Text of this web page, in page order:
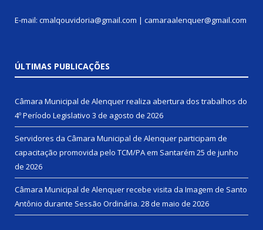
E-mail: cmalqouvidoria@gmail.com | camaraalenquer@gmail.com
ÚLTIMAS PUBLICAÇÕES
Câmara Municipal de Alenquer realiza abertura dos trabalhos do
4º Período Legislativo 3 de agosto de 2026
Servidores da Câmara Municipal de Alenquer participam de
capacitação promovida pelo TCM/PA em Santarém 25 de junho
de 2026
Câmara Municipal de Alenquer recebe visita da Imagem de Santo
Antônio durante Sessão Ordinária. 28 de maio de 2026